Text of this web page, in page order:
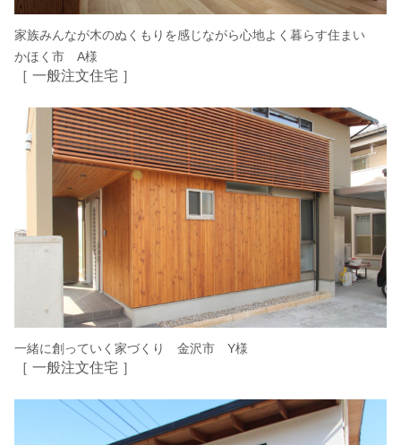
家族みんなが木のぬくもりを感じながら心地よく暮らす住まい
かほく市 A様
［ 一般注文住宅 ］
一緒に創っていく家づくり 金沢市 Y様
［ 一般注文住宅 ］